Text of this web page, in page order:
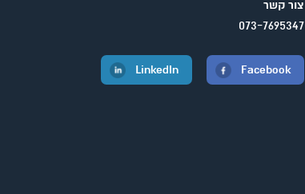
צור קשר
073-7695347
Facebook
LinkedIn